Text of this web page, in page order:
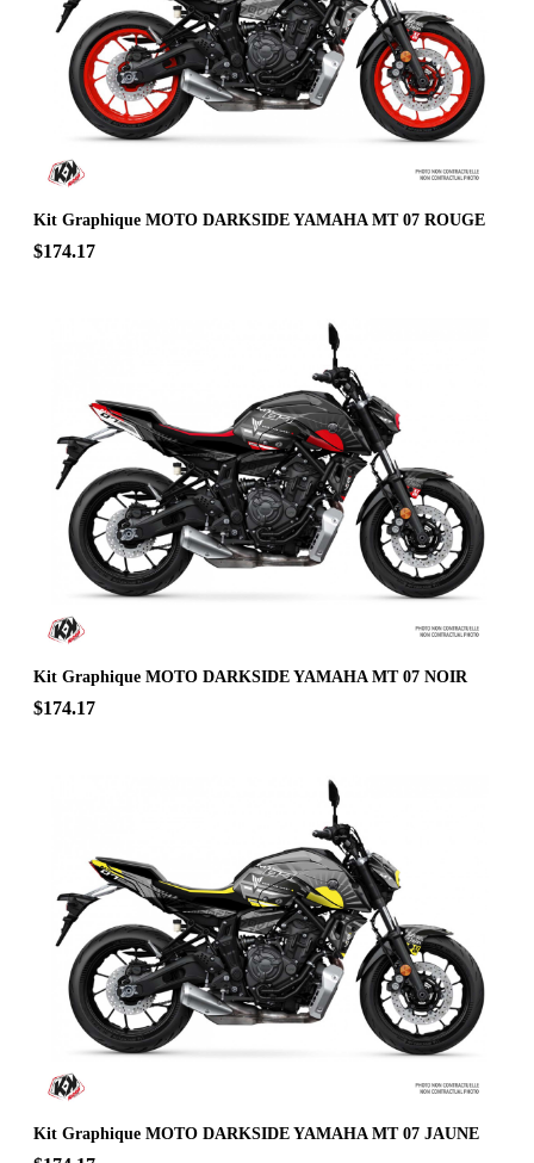
Kit Graphique MOTO DARKSIDE YAMAHA MT 07 ROUGE
$174.17
Kit Graphique MOTO DARKSIDE YAMAHA MT 07 NOIR
$174.17
Kit Graphique MOTO DARKSIDE YAMAHA MT 07 JAUNE